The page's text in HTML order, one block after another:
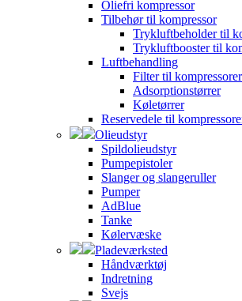
Oliefri kompressor
Tilbehør til kompressor
Trykluftbeholder til
Trykluftbooster til
Luftbehandling
Filter til kompressorer
Adsorptionstørrer
Køletørrer
Reservedele til
Olieudstyr
Spildolieudstyr
Pumpepistoler
Slanger og slangeruller
Pumper
AdBlue
Tanke
Kølervæske
Pladeværksted
Håndværktøj
Indretning
Svejs